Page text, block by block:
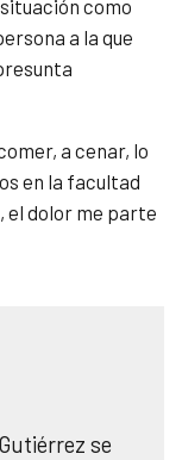
como
a la que
a cenar, lo
en la facultad
el dolor me parte
se